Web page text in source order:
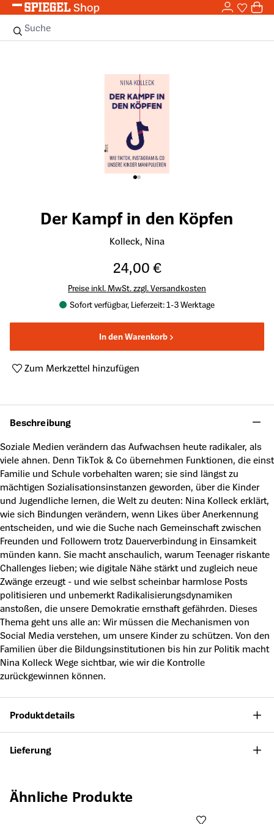
Zum Hauptinhalt springen 0
Suche
Der Kampf in den Köpfen
Kolleck, Nina
24,00 €
Preise inkl. MwSt. zzgl. Versandkosten
Sofort verfügbar, Lieferzeit: 1-3 Werktage
In den Warenkorb
Zum Merkzettel hinzufügen
Beschreibung
Soziale Medien verändern das Aufwachsen heute radikaler, als
viele ahnen. Denn TikTok & Co übernehmen Funktionen, die einst
Familie und Schule vorbehalten waren; sie sind längst zu
mächtigen Sozialisationsinstanzen geworden, über die Kinder
und Jugendliche lernen, die Welt zu deuten: Nina Kolleck erklärt,
wie sich Bindungen verändern, wenn Likes über Anerkennung
entscheiden, und wie die Suche nach Gemeinschaft zwischen
Freunden und Followern trotz Dauerverbindung in Einsamkeit
münden kann. Sie macht anschaulich, warum Teenager riskante
Challenges lieben; wie digitale Nähe stärkt und zugleich neue
Zwänge erzeugt - und wie selbst scheinbar harmlose Posts
politisieren und unbemerkt Radikalisierungsdynamiken
anstoßen, die unsere Demokratie ernsthaft gefährden. Dieses
Thema geht uns alle an: Wir müssen die Mechanismen von
Social Media verstehen, um unsere Kinder zu schützen. Von den
Familien über die Bildungsinstitutionen bis hin zur Politik macht
Nina Kolleck Wege sichtbar, wie wir die Kontrolle
zurückgewinnen können.
Produktdetails
Lieferung
Produktgalerie überspringen
Ähnliche Produkte